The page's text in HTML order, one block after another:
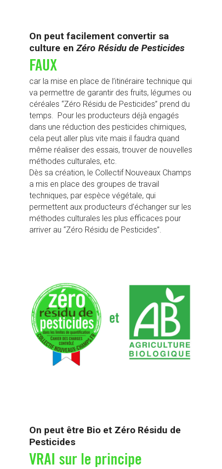
On peut facilement convertir sa
culture enZéro Résidu de Pesticides
FAUX
car la mise en place de l’itinéraire technique qui
va permettre de garantir des fruits, légumes ou
céréales “Zéro Résidu de Pesticides” prend du
temps.
Pour les producteurs déjà engagés
dans une réduction des pesticides chimiques,
cela peut aller plus vite mais il faudra quand
même réaliser des essais, trouver de nouvelles
méthodes culturales, etc.
Dès sa création, le Collectif Nouveaux Champs
a mis en place des groupes de travail
techniques, par espèce végétale, qui
permettent aux producteurs d’échanger sur les
méthodes culturales les plus efficaces pour
arriver au “Zéro Résidu de Pesticides”
On peut être Bio et Zéro Résidu de
Pesticides
VRAI sur le principe